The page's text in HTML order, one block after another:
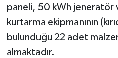
paneli, 50 kWh jeneratör
kurtarma ekipmanının
bulunduğu 22 adet
almaktadır.